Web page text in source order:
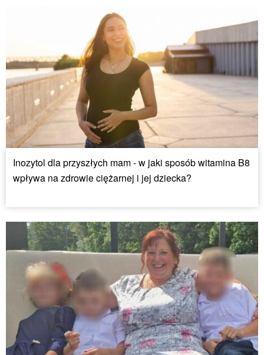
Inozytol dla przyszłych mam - w jaki sposób witamina B8
wpływa na zdrowie ciężarnej i jej dziecka?